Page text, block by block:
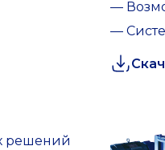
—
—
решений